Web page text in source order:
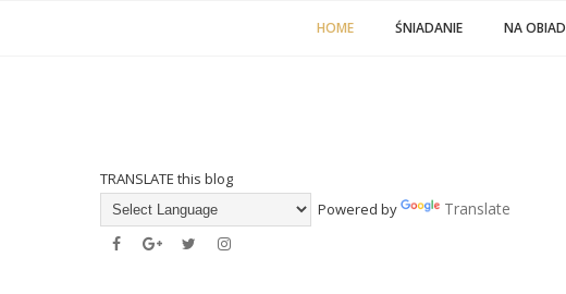
HOME ŚNIADANIE NA OBIAD
TRANSLATE this blog
Powered by
Translate